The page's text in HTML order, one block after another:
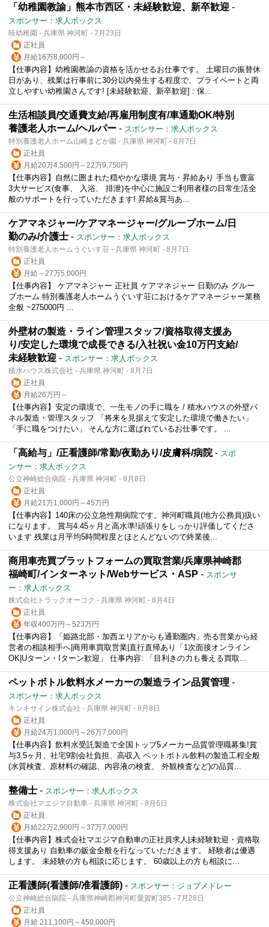
「幼稚園教諭」熊本市西区・未経験歓迎、新卒歓迎 -
スポンサー：求人ボックス
暁幼稚園 - 兵庫県 神河町 - 7月23日
正社員
月給16万8,000円～
【仕事内容】幼稚園教諭の資格を活かせるお仕事です。 土曜日の振替休
日があり、残業は行事前に30分以内発生する程度で、プライベートと両
立しやすい幼稚園さんです! [未経験歓迎、新卒歓迎] : 保...
生活相談員/交通費支給/再雇用制度有/車通勤OK/特別
養護老人ホーム/ヘルパー - スポンサー：求人ボックス
特別養護老人ホーム山崎まどか園 - 兵庫県 神河町 - 8月7日
正社員
月給20万4,500円～22万9,750円
【仕事内容】自然に囲まれた穏やかな環境 賞与・昇給あり 手当も豊富
3大サービス(食事、 入浴、 排泄)を中心に施設ご利用者様の日常生活全
般のサポートを行っていただきます! 昇給&賞与あ...
ケアマネジャー/ケアマネージャー/グループホーム/日
勤のみ/介護士 - スポンサー：求人ボックス
特別養護老人ホームうぐいす荘 - 兵庫県 神河町 - 8月7日
正社員
月給～27万5,000円
【仕事内容】 ケアマネジャー 正社員 ケアマネジャー 日勤のみ グルー
プホーム 特別養護老人ホームうぐいす荘におけるケアマネージャー業務
全般 ~275000円 ...
外壁材の製造・ライン管理スタッフ/資格取得支援あ
り/安定した環境で成長できる/入社祝い金10万円支給/
未経験歓迎 - スポンサー：求人ボックス
積水ハウス株式会社 - 兵庫県 神河町 - 8月7日
正社員
月給26万円～
【仕事内容】安定の環境で、一生モノの手に職を / 積水ハウスの外壁パ
ネル製造・管理スタッフ 「将来を見据えて安定した環境で働きたい」
「手に職をつけたい」 そんな方に選ばれているお仕事です。 ...
「高給与」/正看護師/常勤/夜勤あり/皮膚科/病院- スポ
ンサー：求人ボックス
公立神崎総合病院 - 兵庫県 神河町 - 8月8日
正社員
月給21万1,000円～45万円
【仕事内容】140床の公立急性期病院です。神河町職員(地方公務員)扱い
になります。 賞与4.45ヶ月と高水準!頑張りをしっかり評価してくださ
います 残業は月平均5時間程度とほとんどないので終業後...
商用車売買プラットフォームの買取営業/兵庫県神崎郡
福崎町/インターネット/Webサービス・ASP - スポンサ
ー：求人ボックス
株式会社トラックオーコク - 兵庫県 神河町 - 8月4日
正社員
年収400万円～523万円
【仕事内容】「姫路北部・加西エリアからも通勤圏内」売る営業から経
営者の相談相手へ|商用車買取営業|直行直帰あり「1次面接オンライン
OK|Uターン・Iターン歓迎」 仕事内容: 「目利きの力も養える買取...
ペットボトル飲料水メーカーの製造ライン品質管理 -
スポンサー：求人ボックス
キンキサイン株式会社 - 兵庫県 神河町 - 8月8日
正社員
月給24万1,000円～26万7,000円
【仕事内容】飲料水受託製造で全国トップ5メーカー品質管理職募集!賞
与3.5ヶ月、社宅9割会社負担、高収入 ペットボトル飲料の製造工程全般
(水質検査、原材料の確認、内容液の検査、 外観検査など)の品質...
整備士 - スポンサー：求人ボックス
株式会社マエジマ自動車 - 兵庫県 神河町 - 8月6日
正社員
月給22万2,900円～37万7,000円
【仕事内容】株式会社マエジマ自動車の正社員求人|未経験歓迎・資格取
得支援あり 自動車の鈑金全般を行なっていただきます。 経験者は優遇
します。 未経験の方も相談に応じます。 60歳以上の方も相談に...
正看護師(看護師/准看護師) - スポンサー：ジョブメドレー
公立神崎総合病院 - 兵庫県神崎郡神河町粟賀町385 - 7月28日
正社員
月給 211,100円～450,000円